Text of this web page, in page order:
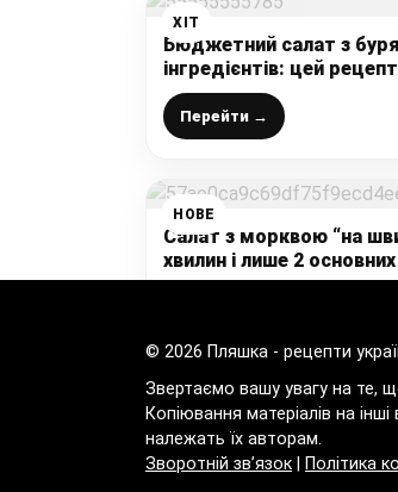
ХІТ
Бюджетний салат з
інгредієнтів: цей
давно, а поділилась ним
Перейти →
НОВЕ
Салат з морквою “на
хвилин і лише 2
простий та смачний
© 2026 Пляшка - рецепти
Звертаємо вашу увагу на те,
Копіювання матеріалів на
належать їх авторам.
Зворотній зв’язок
Політика